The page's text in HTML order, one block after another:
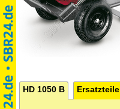
HD 1050 B Ersatzteile